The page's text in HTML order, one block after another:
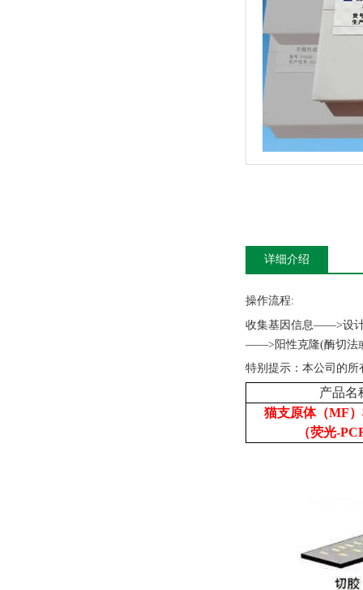
详细介绍
操作流程:
收集基因信息——>设计
——>阳性克隆(酶切法
特别提示：本公司的
产品名
猫支原体（MF
（荧光-